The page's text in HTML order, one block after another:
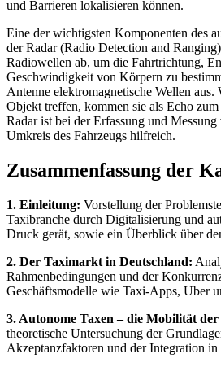
und Barrieren lokalisieren können.
Eine der wichtigsten Komponenten des
der Radar (Radio Detection and
Radiowellen ab, um die Fahrtrichtung,
Geschwindigkeit von Körpern zu
Antenne elektromagnetische Wellen aus.
Objekt treffen, kommen sie als Echo
Radar ist bei der Erfassung und
Umkreis des Fahrzeugs hilfreich.
Zusammenfassung der
1. Einleitung: Vorstellung der
Taxibranche durch Digitalisierung und
Druck gerät, sowie ein Überblick über
2. Der Taximarkt in Deutschland:
Rahmenbedingungen und der
Geschäftsmodelle wie Taxi-Apps, Uber
3. Autonome Taxen – die Mobilität
theoretische Untersuchung der
Akzeptanzfaktoren und der Integration in